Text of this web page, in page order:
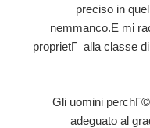
preciso in
nemmanco.E mi
proprietГ alla classe
Gli uomini
adeguato al